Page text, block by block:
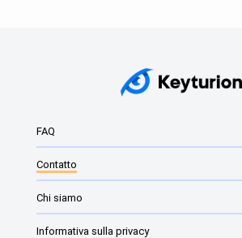
FAQ
Contatto
Chi siamo
Informativa sulla privacy